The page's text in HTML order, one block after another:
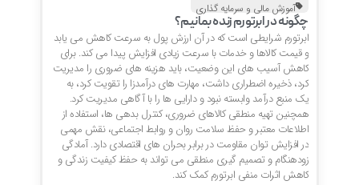
آموزش مالی و سرمایه گذاری
چگونه در ابرتورم زنده بمانیم؟
ابرتورم شرایطی است که در آن ارزش پول به سرعت کاهش می یابد
و قیمت کالاها و خدمات با سرعت زیادی افزایش پیدا می کند. برای
کاهش آسیب های این وضعیت، باید هزینه های ضروری را مدیریت
کرد، ذخیره اضطراری داشت، مهارت های درآمدزا را تقویت کرد، به
یک منبع درآمد وابسته نبود و دارایی ها را با آگاهی مدیریت کرد.
همچنین تهیه منطقی کالاهای ضروری، کنترل بدهی ها، استفاده از
اطلاعات معتبر و حفظ سلامت روان و روابط اجتماعی، نقش مهمی
در افزایش توان مقاومت در برابر بحران های اقتصادی دارد. آمادگی
زودهنگام و تصمیم گیری منطقی می تواند به حفظ کیفیت زندگی و
کاهش اثرات منفی ابرتورم کمک کند.